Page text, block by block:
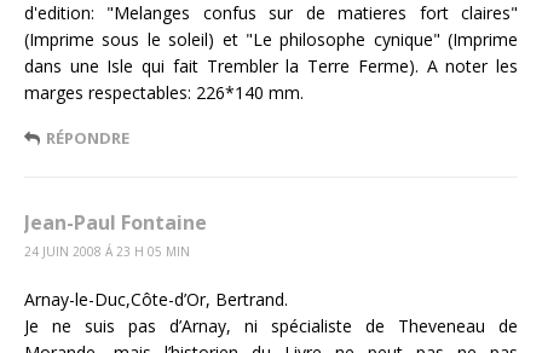
d'edition: "Melanges confus sur de matieres fort claires"
(Imprime sous le soleil) et "Le philosophe cynique" (Imprime
dans une Isle qui fait Trembler la Terre Ferme). A noter les
marges respectables: 226*140 mm.
RÉPONDRE
Jean-Paul Fontaine
24 JUIN 2008 Á 23 H 05 MIN
Arnay-le-Duc,Côte-d’Or, Bertrand.
Je ne suis pas d’Arnay, ni spécialiste de Theveneau de